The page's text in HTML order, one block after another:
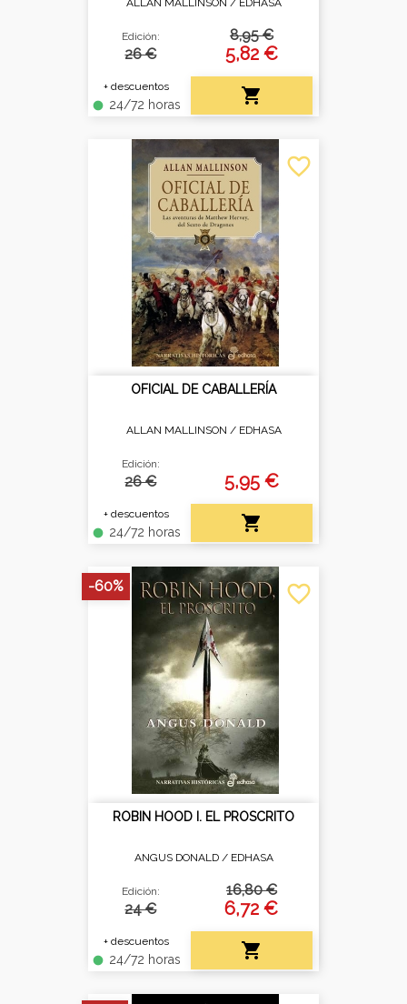
ALLAN MALLINSON / EDHASA
Edición:
26 €
+ descuentos
fiber_manual_record 24/72 horas
8,95 €
5,82 €

OFICIAL DE CABALLERÍA
ALLAN MALLINSON / EDHASA
Edición:
26 €
+ descuentos
fiber_manual_record 24/72 horas
5,95 €

favorite_border
ROBIN HOOD I. EL PROSCRITO
ANGUS DONALD / EDHASA
Edición:
24 €
+ descuentos
fiber_manual_record 24/72 horas
16,80 €
6,72 €

favorite_border
-60%